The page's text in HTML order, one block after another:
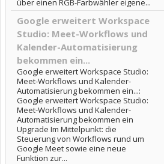
über einen RGB-Farbwähler eigene...
Google erweitert Workspace
Studio: Meet-Workflows und
Kalender-Automatisierung
bekommen ein...
Google erweitert Workspace Studio:
Meet-Workflows und Kalender-
Automatisierung bekommen ein...:
Google erweitert Workspace Studio:
Meet-Workflows und Kalender-
Automatisierung bekommen ein
Upgrade Im Mittelpunkt: die
Steuerung von Workflows rund um
Google Meet sowie eine neue
Funktion zur...